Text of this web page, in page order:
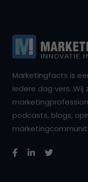
Marketingfacts is
iedere dag vers.
podcasts, blogs,